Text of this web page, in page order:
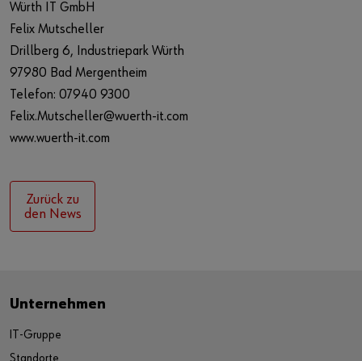
Würth IT GmbH
Felix Mutscheller
Drillberg 6, Industriepark Würth
97980 Bad Mergentheim
Telefon: 07940 9300
Felix.Mutscheller@wuerth-it.com
www.wuerth-it.com
Zurück zu
den News
Unternehmen
IT-Gruppe
Standorte